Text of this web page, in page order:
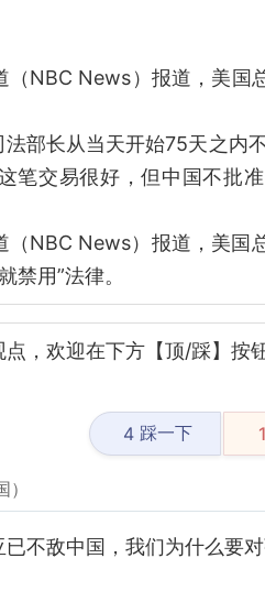
（NBC News）报道，美
部长从当天开始75天之内
笔交易很好，但中国不批
（NBC News）报道，美国
禁用”法律。
，欢迎在下方【顶/踩】按
4 踩一下 1
不敌中国，我们为什么要